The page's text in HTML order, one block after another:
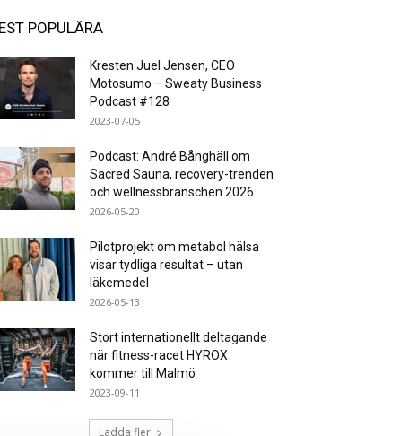
POPULÄRA
Kresten Juel Jensen, CEO
Motosumo – Sweaty Business
Podcast #128
2023-07-05
Podcast: André Bånghäll om
Sacred Sauna, recovery-trenden
och wellnessbranschen 2026
2026-05-20
Pilotprojekt om metabol hälsa
visar tydliga resultat – utan
läkemedel
2026-05-13
Stort internationellt deltagande
när fitness-racet HYROX
kommer till Malmö
2023-09-11
Ladda fler